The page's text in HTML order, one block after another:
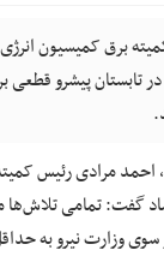
برق کمیسیون
تابستان پیشرو قطعی
احمد مرادی رئیس
گفت: تمامی
سوی وزارت نیرو به